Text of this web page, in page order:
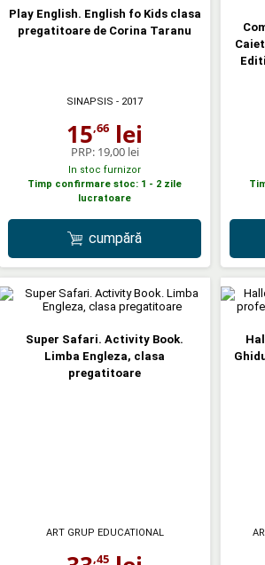
Play English. English fo Kids clasa
pregatitoare de Corina Taranu
SINAPSIS - 2017
15,66 lei
PRP: 19,00 lei
In stoc furnizor
Timp confirmare stoc: 1 - 2 zile
lucratoare
cumpără
Super Safari. Activity Book.
Limba Engleza, clasa
pregatitoare
ART GRUP EDUCATIONAL
,45